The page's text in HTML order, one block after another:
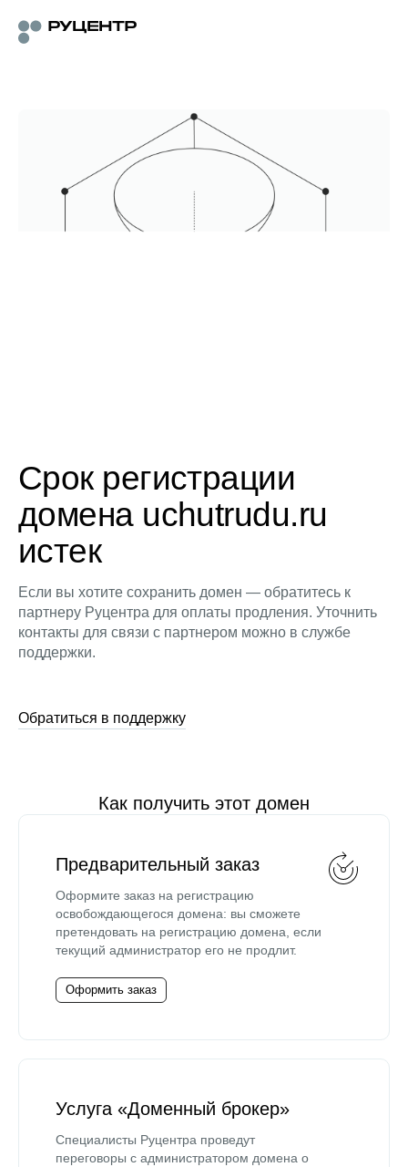
Срок регистрации
домена uchutrudu.ru
истек
Если вы хотите сохранить домен — обратитесь к
партнеру Руцентра для оплаты продления. Уточнить
контакты для связи с партнером можно в службе
поддержки.
Обратиться в поддержку
Как получить этот домен
Предварительный заказ
Оформите заказ на регистрацию
освобождающегося домена: вы сможете
претендовать на регистрацию домена, если
текущий администратор его не продлит.
Оформить заказ
Услуга «Доменный брокер»
Специалисты Руцентра проведут
переговоры с администратором домена о